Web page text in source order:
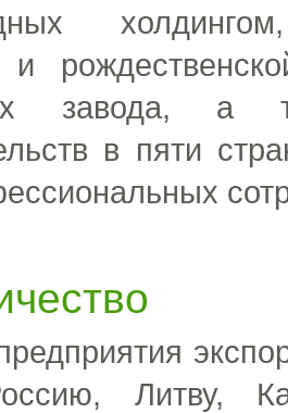
и
завода, а
в пяти
Литву,